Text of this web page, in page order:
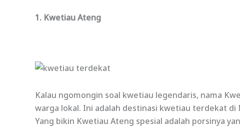
1. Kwetiau Ateng
Kalau ngomongin soal kwetiau legendaris, nama
warga lokal. Ini adalah destinasi kwetiau terdekat
Yang bikin Kwetiau Ateng spesial adalah porsinya